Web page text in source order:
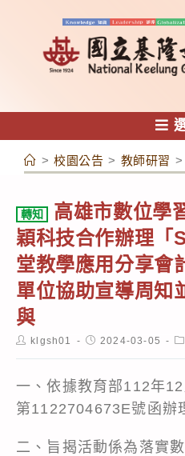
容
> 校園公告 > 教師研習 >
轉知
高雄市數位學
穎科技合作辦理
堂教學應用分享會
單位協助宣導周知
與
Postklgsh01
Post2024-03-05
一、依據教育部112年
第1122704673E號函辦
二、旨揭活動係為落實